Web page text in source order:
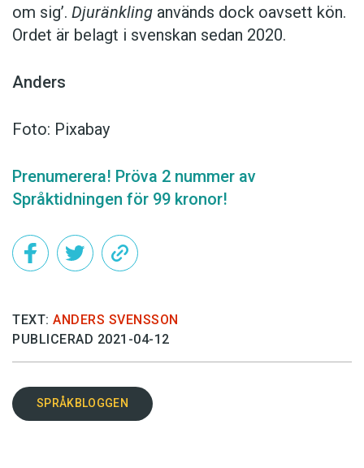
om sig’. Djuränkling används dock oavsett kön.
Ordet är belagt i svenskan sedan 2020.
Anders
Foto: Pixabay
Prenumerera! Pröva 2 nummer av
Språktidningen för 99 kronor!
TEXT: ANDERS SVENSSON
PUBLICERAD 2021-04-12
SPRÅKBLOGGEN